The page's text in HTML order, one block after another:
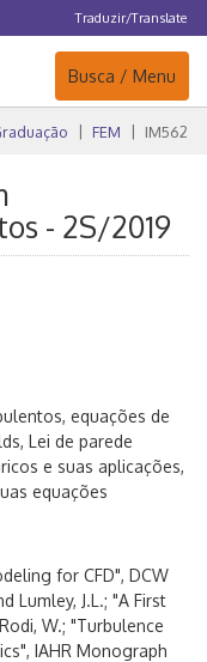
Traduzir/Translate
Navegação
Busca / Menu
FEM IM562
- 2S/2019
equações de
Lei de parede
e suas aplicações,
equações
for CFD", DCW
Lumley, J.L.; "A First
W.; "Turbulence
IAHR Monograph